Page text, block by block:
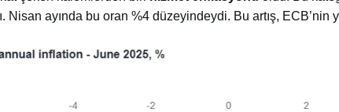
Nisan ayında bu oran %4 düzeyindeydi. Bu artış,